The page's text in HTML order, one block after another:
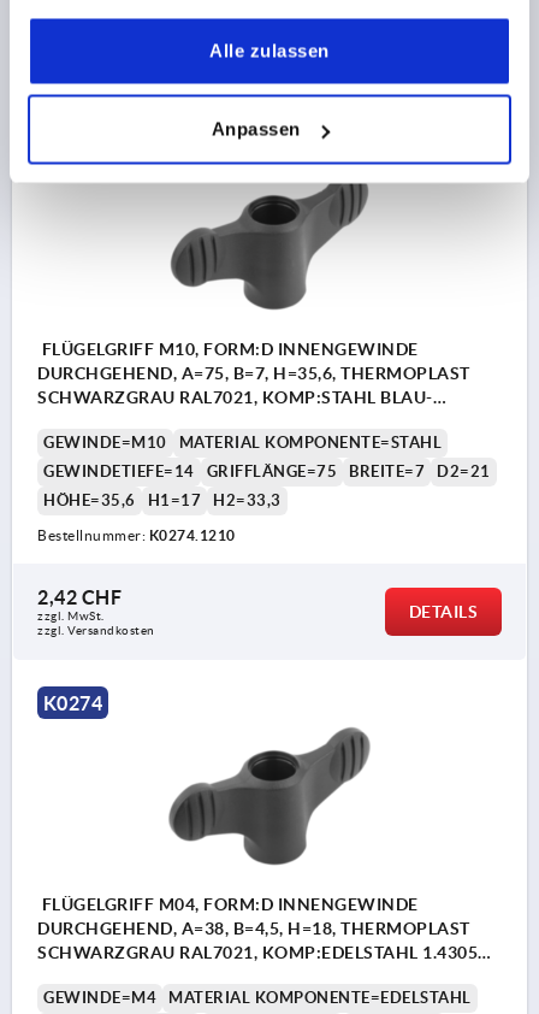
gesammelt haben.
Alle zulassen
Anpassen
FLÜGELGRIFF M10, FORM:D INNENGEWINDE
DURCHGEHEND, A=75, B=7, H=35,6, THERMOPLAST
SCHWARZGRAU RAL7021, KOMP:STAHL BLAU-
GEWINDE=M10
MATERIAL KOMPONENTE=STAHL
GEWINDETIEFE=14
GRIFFLÄNGE=75 BREITE=7
D2=21
HÖHE=35,6
H1=17 H2=33,3
Bestellnummer: K0274.1210
2,42 CHF
zzgl. MwSt.
zzgl. Versandkosten
DETAILS
K0274
FLÜGELGRIFF M04, FORM:D INNENGEWINDE
DURCHGEHEND, A=38, B=4,5, H=18, THERMOPLAST
SCHWARZGRAU RAL7021, KOMP:EDELSTAHL 1.4305
GEWINDE=M4 MATERIAL KOMPONENTE=EDELSTAHL